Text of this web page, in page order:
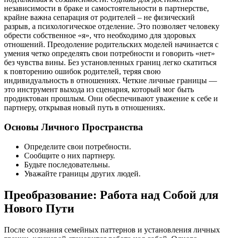
независимости в браке и самостоятельности в партнерстве,
крайне важна сепарация от родителей – не физический
разрыв, а психологическое отделение. Это позволяет человеку
обрести собственное «я», что необходимо для здоровых
отношений. Преодоление родительских моделей начинается с
умения четко определять свои потребности и говорить «нет»
без чувства вины. Без установленных границ легко скатиться
к повторению ошибок родителей, теряя свою
индивидуальность в отношениях. Четкие личные границы —
это инструмент выхода из сценария, который мог быть
продиктован прошлым. Они обеспечивают уважение к себе и
партнеру, открывая новый путь в отношениях.
Основы Личного Пространства
Определите свои потребности.
Сообщите о них партнеру.
Будьте последовательны.
Уважайте границы других людей.
Преобразование: Работа над Собой для
Нового Пути
После осознания семейных паттернов и установления личных